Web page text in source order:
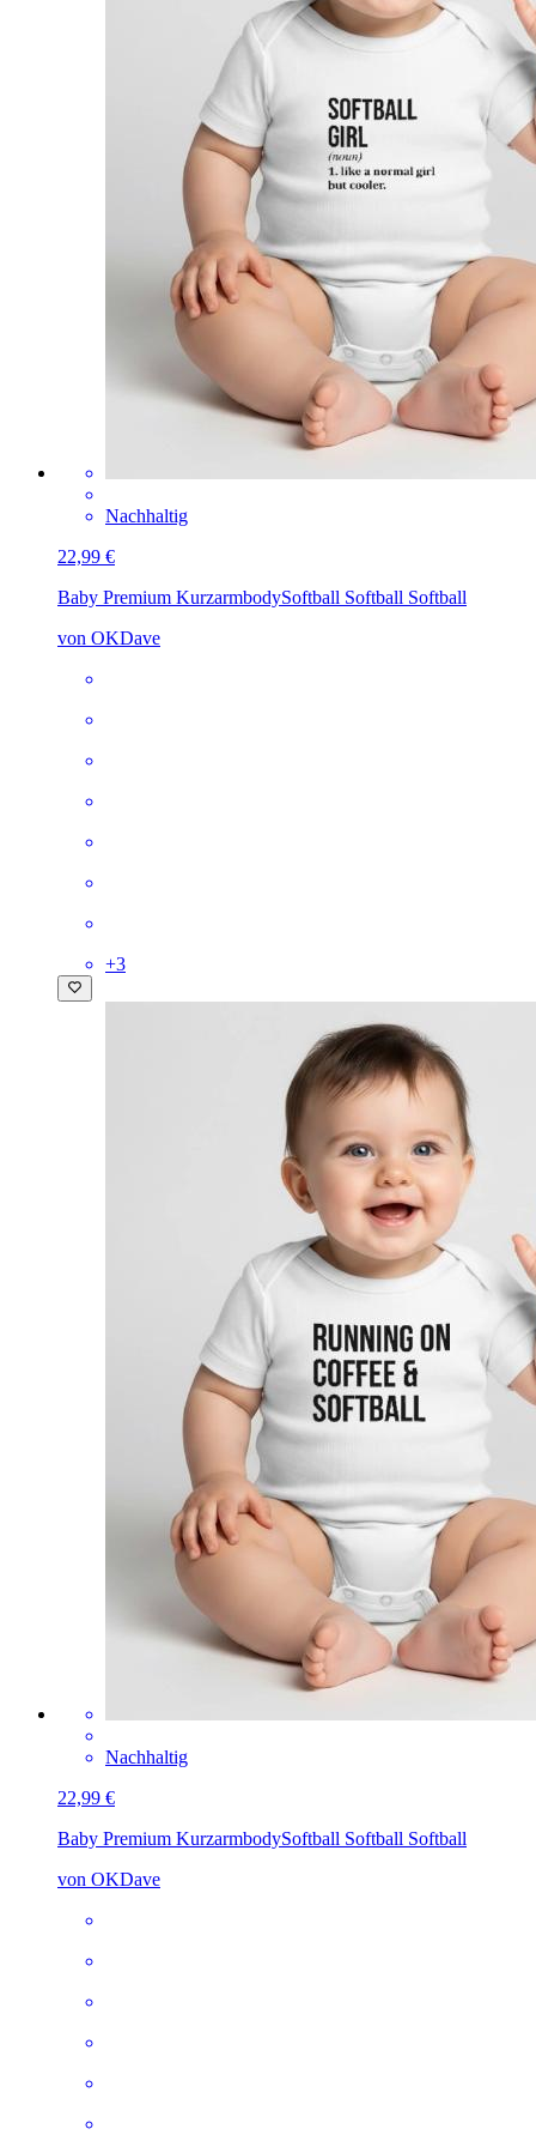
Nachhaltig
22,99 €
Baby Premium KurzarmbodySoftball Softball Softball
von OKDave
+3
Nachhaltig
22,99 €
Baby Premium KurzarmbodySoftball Softball Softball
von OKDave